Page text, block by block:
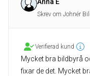
Skrev om Johnér
Verifierad kund
Mycket bra bildbyrå
fixar de det. Mycket